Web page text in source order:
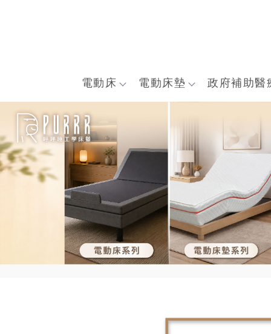
電動床 電動床墊 政府補助醫